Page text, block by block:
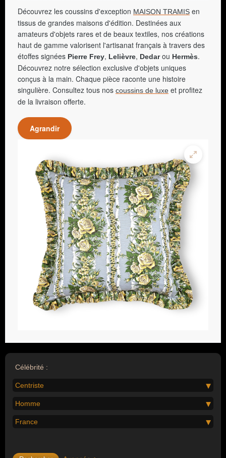
Découvrez les coussins d'exception MAISON TRAMIS en
tissus de grandes maisons d'édition. Destinées aux
amateurs d'objets rares et de beaux textiles, nos créations
haut de gamme valorisent l'artisanat français à travers des
étoffes signées Pierre Frey, Lelièvre, Dedarou Hermès.
Découvrez notre sélection exclusive d'objets uniques
conçus à la main. Chaque pièce raconte une histoire
singulière. Consultez tous nos coussins de luxe et profitez
de la livraison offerte.
Agrandir
Célébrité :
Centriste
Homme
France